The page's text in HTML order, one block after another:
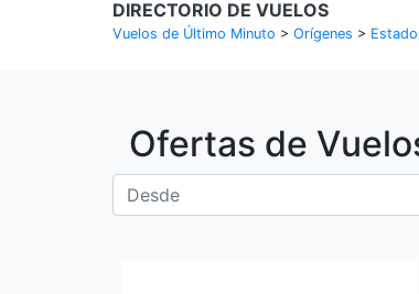
DIRECTORIO DE VUELOS
Vuelos de Último Minuto > Orígenes >
Ofertas de